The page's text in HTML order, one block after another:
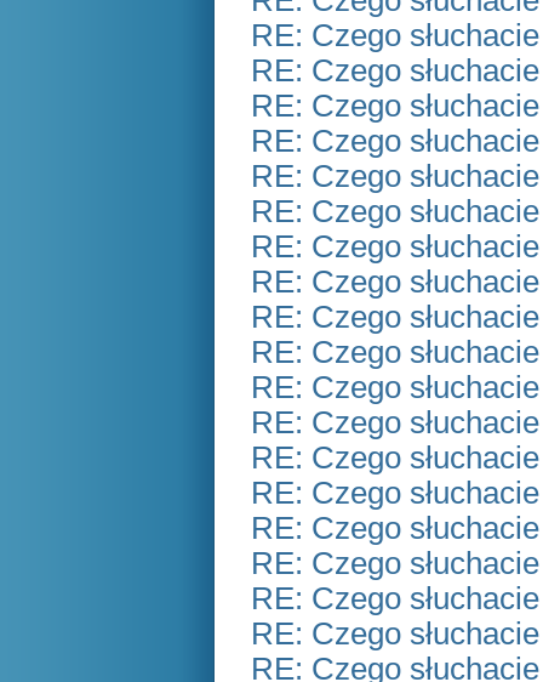
RE: Czego
RE: Czego
RE: Czego
RE: Czego
RE: Czego
RE: Czego
RE: Czego
RE: Czego
RE: Czego
RE: Czego
RE: Czego
RE: Czego
RE: Czego
RE: Czego
RE: Czego
RE: Czego
RE: Czego
RE: Czego
RE: Czego